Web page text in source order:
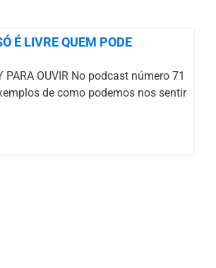
É LIVRE QUEM PODE
PARA OUVIR No podcast número 71
de como podemos nos sentir